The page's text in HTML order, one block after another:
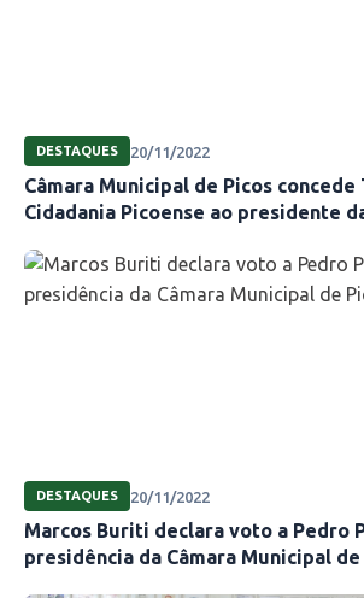
DESTAQUES 20/11/2022
Câmara Municipal de Picos
Cidadania Picoense ao presidente
DESTAQUES 20/11/2022
Marcos Buriti declara voto a Pedro
presidência da Câmara Municipal de